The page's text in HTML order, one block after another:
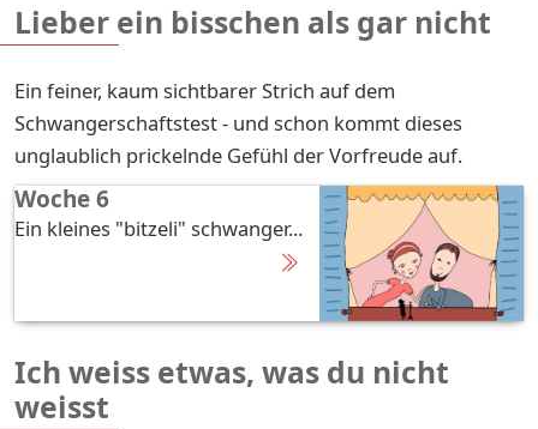
Lieber ein bisschen als gar nicht
Ein feiner, kaum sichtbarer Strich auf dem
Schwangerschaftstest - und schon kommt dieses
unglaublich prickelnde Gefühl der Vorfreude auf.
Woche 6
Ein kleines "bitzeli" schwanger...
Ich weiss etwas, was du nicht
weisst